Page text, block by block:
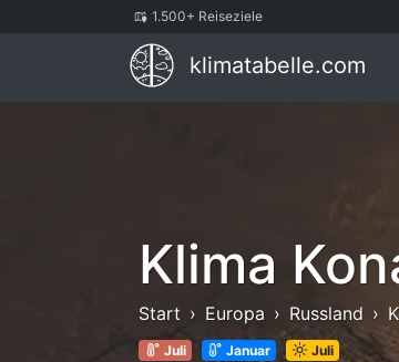
1.500+ Reiseziele
klimatabelle.com
Klima
Start Europa Russland
Juli Januar Juli